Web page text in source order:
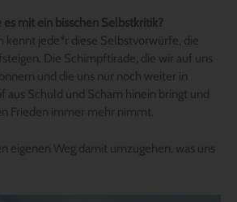
mit ein bisschen Selbstkritik?
kennt jede*r diese Selbstvorwürfe, die
Die Schimpftirade, die wir auf uns
und die uns nur noch weiter in
aus Schuld und Scham hinein bringt und
Frieden immer mehr nimmt.
eigenen Weg damit umzugehen, was uns